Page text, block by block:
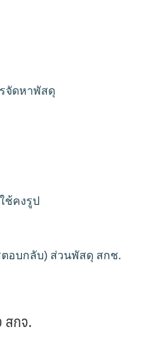
จัดหาพัสดุ
ช้คงรูป
อบกลับ) ส่วนพัสดุ สกช.
สกจ.